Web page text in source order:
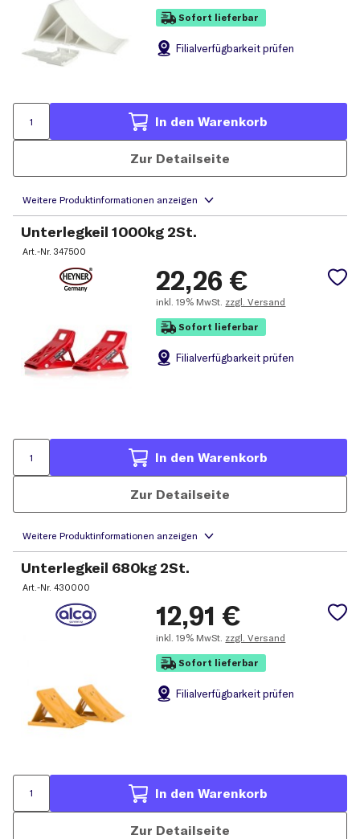
Sofort lieferbar
Filialverfügbarkeit prüfen
In den Warenkorb
Zur Detailseite
Unterlegkeil 1000kg 2St.
Art.-Nr.347500
22,26 €
inkl. 19% MwSt. zzgl. Versand
Sofort lieferbar
Filialverfügbarkeit prüfen
In den Warenkorb
Zur Detailseite
Unterlegkeil 680kg 2St.
Art.-Nr.430000
12,91 €
inkl. 19% MwSt. zzgl. Versand
Sofort lieferbar
Filialverfügbarkeit prüfen
In den Warenkorb
Zur Detailseite